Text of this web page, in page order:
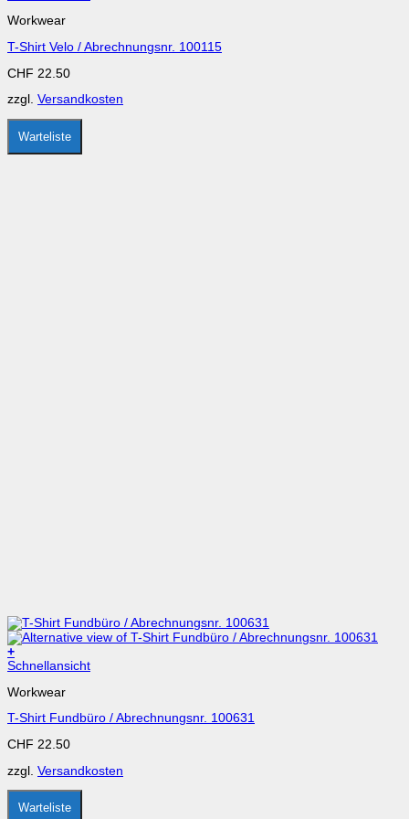
weist
Varianten
Die
können
auf
der
Produktseite
gewählt
Workwear
T-Shirt Velo / Abrechnungsnr. 100115
CHF 22.50
zzgl. Versandkosten
Warteliste
+
Dieses
weist
Varianten
Die
können
auf
der
Produktseite
Schnellansicht
Workwear
T-Shirt Fundbüro / Abrechnungsnr. 100631
CHF 22.50
zzgl. Versandkosten
Warteliste